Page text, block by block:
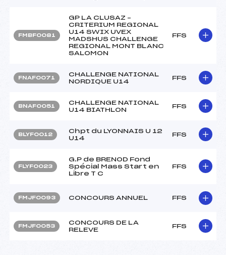
FMBF0081
GP LA CLUSAZ –
CRITERIUM REGIONAL
U14 SWIX UVEX
MADSHUS CHALLENGE
REGIONAL MONT BLANC
SALOMON
FFS
FNAF0071
CHALLENGE NATIONAL
NORDIQUE U14
FFS
BNAF0051
CHALLENGE NATIONAL
U14 BIATHLON
FFS
BLYF0012
Chpt du LYONNAIS U 12
U14
FFS
FLYF0023
G.P de BRENOD Fond
Spécial Mass Start en
Libre T C
FFS
FMJF0093 CONCOURS ANNUEL FFS
FMJF0053
CONCOURS DE LA
RELEVE
FFS